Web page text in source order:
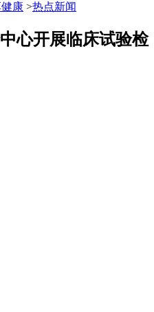
康 >热点新闻
心开展临床试验检